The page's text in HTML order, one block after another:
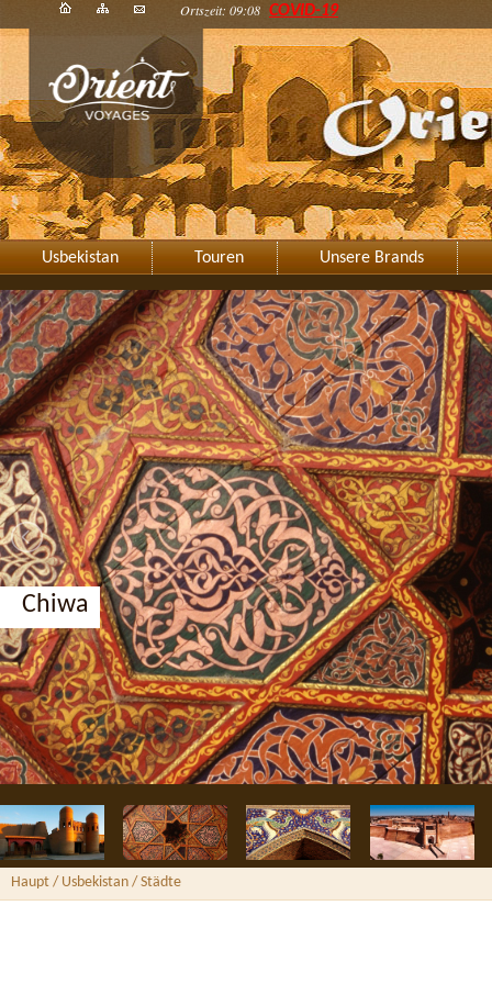
Ortszeit: 09:08 COVID-19
Usbekistan Touren Unsere Brands
Chiwa
Haupt / Usbekistan / Städte